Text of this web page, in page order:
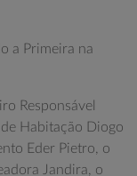
a Primeira na
Responsável
Habitação Diogo
Eder Pietro, o
Jandira, o